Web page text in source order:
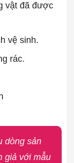
vật đã được
vệ sinh.
rác.
dòng sản
giả với mẫu